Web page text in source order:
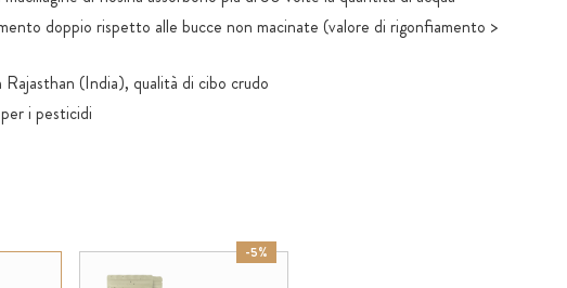
doppio rispetto alle bucce non macinate (valore di rigonfiamento >
Rajasthan (India), qualità di cibo crudo
i pesticidi
-5%